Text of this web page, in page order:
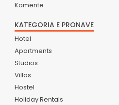
Komente
KATEGORIA E PRONAVE
Hotel
Apartments
Studios
Villas
Hostel
Holiday Rentals